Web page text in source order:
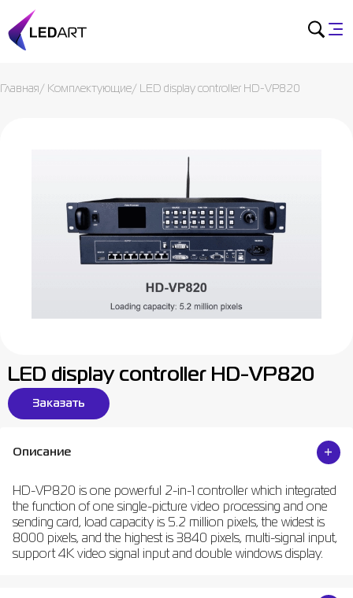
Главная / Комплектующие/ LED display controller HD-VP820
LED display controller HD-VP820
Заказать
Описание
HD-VP820 is one powerful 2-in-1 controller which integrated
the function of one single-picture video processing and one
sending card, load capacity is 5.2 million pixels, the widest is
8000 pixels, and the highest is 3840 pixels, multi-signal input,
support 4K video signal input and double windows display.